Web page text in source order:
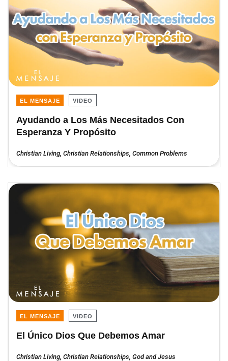
EL MENSAJE VIDEO
Ayudando a Los Más Necesitados Con
Esperanza Y Propósito
Christian Living Christian Relationships Common Problems
EL MENSAJE VIDEO
El Único Dios Que Debemos Amar
Christian Living Christian Relationships God and Jesus